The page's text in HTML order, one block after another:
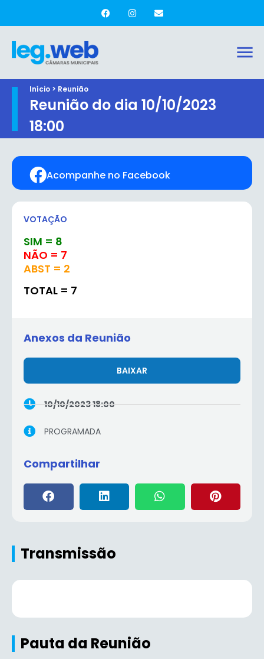
Início > Reunião
Reunião do dia 10/10/2023
18:00
Acompanhe no Facebook
VOTAÇÃO
SIM = 8
NÃO = 7
ABST = 2
TOTAL = 7
Anexos da Reunião
BAIXAR
10/10/2023 18:00
PROGRAMADA
Compartilhar
Transmissão
Pauta da Reunião